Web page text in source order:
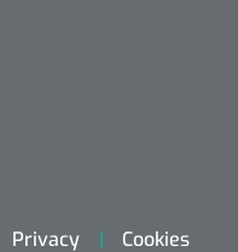
Privacy Cookies